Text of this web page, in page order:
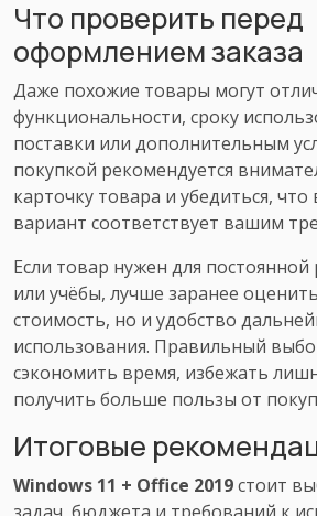
Что проверить перед
оформлением заказа
Даже похожие товары могут
функциональности, сроку
поставки или дополнительным
покупкой рекомендуется
карточку товара и убедиться,
вариант соответствует вашим
Если товар нужен для постоянной
или учёбы, лучше заранее
стоимость, но и удобство
использования. Правильный
сэкономить время, избежать
получить больше пользы от
Итоговые
Windows 11 + Office 2019стоит
задач, бюджета и требований к